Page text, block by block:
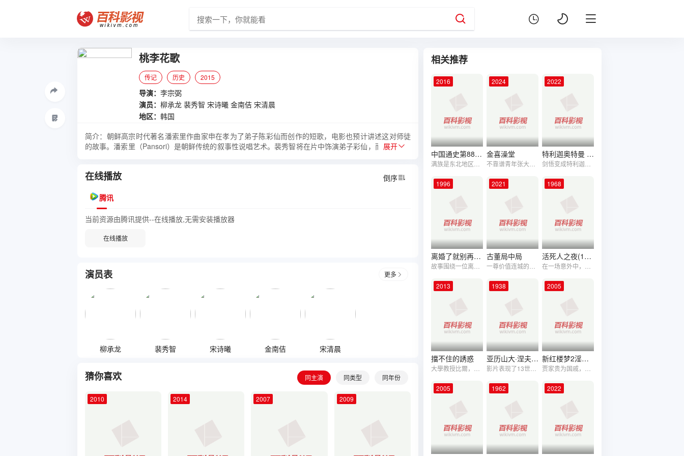
桃李花歌
传记 历史 2015
导演： 李宗弼
演员： 柳承龙 裴秀智 宋诗曦 金南佶 宋清晨
地区： 韩国
简介：朝鲜高宗时代著名潘索里作曲家申在孝为了弟子陈彩仙而创作的短歌，电影也预计讲述这对师徒
的故事。潘索里（Pansori）是朝鲜传统的叙事性说唱艺术。裴秀智将在片中饰演弟子彩仙，而彩仙的师
手金世宗，会帮助处于困境的主人公。
展开
倒序
在线播放
腾讯
当前资源由腾讯提供--在线播放,无需安装播放器
在线播放
演员表 更多
柳承龙 裴秀智 宋诗曦 金南佶 宋清晨
猜你喜欢 同主演 同类型 同年份
2010 2014 2007 2009
相关推荐
2016
中国通史第88集 入主中原
2024
金喜澡堂
不靠谱青年张大金曾因发财梦受传销头目包哥蛊惑带大批老乡入资传销，当被警方遣返、耻归故里后，张大金在电视上一则警方悬赏令中回想起曾在包哥身边出现的女孩丽丽。为抓住这条线索，脑洞大开的张大金与好友杨华子、陈莲彪以及妹妹张二喜一起前往大城市踏上了追凶之路。意外爆火的澡堂、身材火辣的丽丽、成功学传销大师，一段神奇的爆笑之旅就此开启...
2022
特利迦奥特曼 泽塔篇 中配版
1996
离婚了就别再来找我
2021
古董局中局
1968
活死人之夜(1968)
2013
擋不住的誘惑
大學教授比爾，就像一般邁入中年的男人，有個幸福的家庭、過著平凡的日子，但他有個不為人知的小秘密，在夜晚比爾喜歡流連於「丹妮甜心」成人直播網站，白天上課還不時幻想著丹妮的美艷身影直到某天，班上轉來一名叫瑪麗莎的新同學，比爾驚訝地發現瑪麗莎竟然就是丹妮本人！當平日的幻想真實地出現在眼前，比爾就快按耐不住他壓抑已久的慾望
1938
亚历山大·涅夫斯基
影片表现了13世纪俄国亚历山大·内夫斯基王子率领军民击溃掠夺成性的德国立窝尼亚条顿骑士的业绩。爱森斯坦借鉴民间叙事诗的技巧，使这一爱国史诗具有明显的壮丽歌剧的风格。条顿骑士入侵俄国后，无恶不作。他们洗劫普斯科夫，吊死爱国者。内夫斯基带领人民群众，以伊格纳特等积极分子为骨干力量，保卫了重镇诺夫哥罗德，消灭了叛徒托瓦尔其洛。最后，在楚德湖的冰面上大败条顿骑士。
2005
新红楼梦2淫乱春园
贾家贵为国戚，贾政长女元春，乃当今万岁爱妃，故门第富贵非凡，出生在豪门的宝玉，天质聪明，但个性开朗，是太夫人的命根子，再加上荣国府眷众多，宝玉在这脂粉之中长大。袭人是宝玉贴身女脾，另一名婢女晴雯，年龄与宝玉相近，两人平时打情骂俏的，也渐渐两人肌肤相亲，产生异样之感。再说到杨州林家，黛玉生母贾氏，是荣府之女，故宝玉与黛玉乃姑表玉亲，贾氏梁病身亡，老太夫人心疼，把黛玉接来荣国府安住，两人似曾相识，因此格外亲切。贾琏是宝玉二哥，他是个风流种，到处寻欢作乐，二嫂王忌凤有难耐空房，尤其王偷看宝玉和黛玉两人亲热，使她欲火难消，她把婢女平儿来个假凤虚凰。不久，宝王生了大病而臼亡，消息给黛玉知道赶到闺房不见宝玉，黛玉伤心过度，一对佳人就此分别。
2005 1962 2022